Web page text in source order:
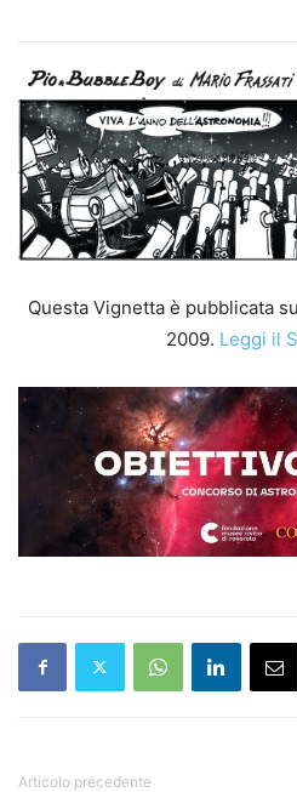
Questa Vignetta è pubblicata
2009. Leggi il
Articolo precedente